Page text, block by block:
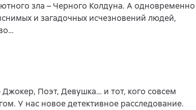
зла – Черного Колдуна. А одновременно
и загадочных исчезновений людей,
Поэт, Девушка… и тот, кого совсем
У нас новое детективное расследование.